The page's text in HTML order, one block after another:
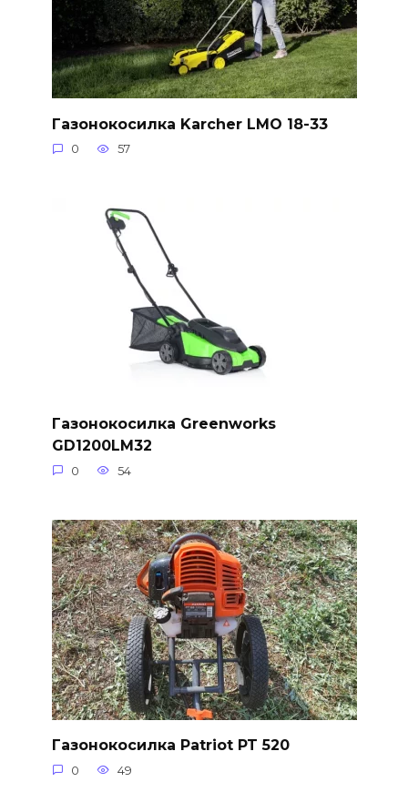
Газонокосилка Karcher LMO 18-33
0 57
Газонокосилка Greenworks
GD1200LM32
0 54
Газонокосилка Patriot PT 520
0 49